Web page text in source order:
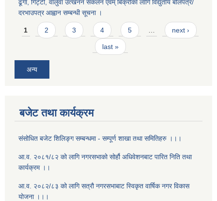
ढूंगा, गिट्टी, वालुवा उत्खनन संकलन एवम् बिक्रीका लागि विद्युतीय बोलपत्र/
दरभाउपत्र आह्वान सम्बन्धी सूचना ।
Pages
1 2 3 4 5 … next ›
last »
अन्य
बजेट तथा कार्यक्रम
संसोधित बजेट शिलिङ्ग सम्बन्धमा - सम्पूर्ण शाखा तथा समितिहरु ।।।
आ.व. २०८१/८२ को लागि नगरसभाको सोर्हौ अधिवेशनबाट पारित निति तथा
कार्यक्रम ।।
आ.व. २०८२/८३ को लागि सत्रौ नगरसभाबाट स्विकृत वार्षिक नगर विकास
योजना ।।।